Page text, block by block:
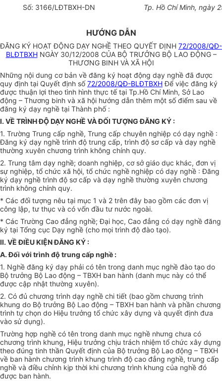
Số: 3166/LĐTBXH-DN Tp. Hồ Chí Minh, ngày
HƯỚNG DẪN
ĐĂNG KÝ HOẠT ĐỘNG DẠY NGHỀ THEO QUYẾT ĐỊNH 72/2008/QĐ-
BLĐTBXHNGÀY 30/12/2008 CỦA BỘ TRƯỞNG BỘ LAO ĐỘNG –
THƯƠNG BINH VÀ XÃ HỘI
Những nội dung cơ bản về đăng ký hoạt động dạy nghề đã được
quy định tại Quyết định số72/2008/QĐ-BLĐTBXHĐể việc đăng ký
được thuận lợi theo tình hình thực tế tại Tp.Hồ Chí Minh, Sở Lao
động – Thương binh và xã hội hướng dẫn thêm một số điểm sau về
đăng ký dạy nghề tại Thành phố :
I. VỀ TRÌNH ĐỘ DẠY NGHỀ VÀ ĐỐI TƯỢNG ĐĂNG KÝ :
1. Trường Trung cấp nghề, Trung cấp chuyên nghiệp có dạy nghề :
Đăng ký dạy nghề trình độ trung cấp, trình độ sơ cấp và dạy nghề
thường xuyên chương trình không chính quy.
2. Trung tâm dạy nghề; doanh nghiệp, cơ sở giáo dục khác, đơn vị
sự nghiệp, tổ chức xã hội, tổ chức nghề nghiệp có dạy nghề : Đăng
ký dạy nghề trình độ sơ cấp và dạy nghề thường xuyên chương
trình không chính quy.
* Các đối tượng nêu tại mục 1 và 2 trên đây bao gồm các đơn vị
công lập, tư thục và có vốn đầu tư nước ngoài.
* Các Trường Cao đẳng nghề; Đại học, Cao đẳng có dạy nghề đăng
ký tại Tổng cục Dạy nghề (cho mọi trình độ đào tạo).
II. VỀ ĐIỀU KIỆN ĐĂNG KÝ :
A. Đối với trình độ trung cấp nghề :
1. Nghề đăng ký dạy phải có tên trong danh mục nghề đào tạo do
Bộ trưởng Bộ Lao động – TBXH ban hành (danh mục này có thể
được cập nhật thường xuyên).
2. Có đủ chương trình dạy nghề chi tiết (bao gồm chương trình
khung do Bộ trưởng Bộ Lao động – TBXH ban hành và phần chương
trình tự chọn do Hiệu trưởng tổ chức xây dựng và quyết định đưa
vào sử dụng).
Trường hợp nghề có tên trong danh mục nghề nhưng chưa có
chương trình khung, Hiệu trưởng chịu trách nhiệm tổ chức xây dựng
theo đúng tinh thần Quyết định của Bộ trưởng Bộ Lao động – TBXH
về ban hành chương trình khung trình độ cao đẳng nghề, trung cấp
nghề và điều chỉnh kịp thời khi chương trình khung của nghề đó
được ban hành.